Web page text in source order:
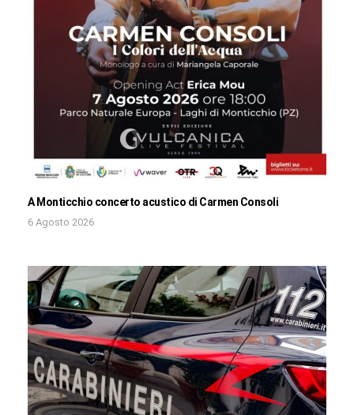
A Monticchio concerto acustico di Carmen Consoli
6 Agosto 2026